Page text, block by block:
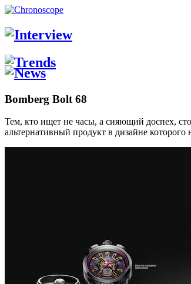
Bomberg Bolt 68
Тем, кто ищет не часы, а сияющий доспех,
альтернативный продукт в дизайне